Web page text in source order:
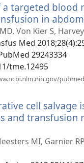
a targeted
in
Von Kier S,
Med
29243334
tme.12495
cell salvage
and transfusion
MI, Garnier